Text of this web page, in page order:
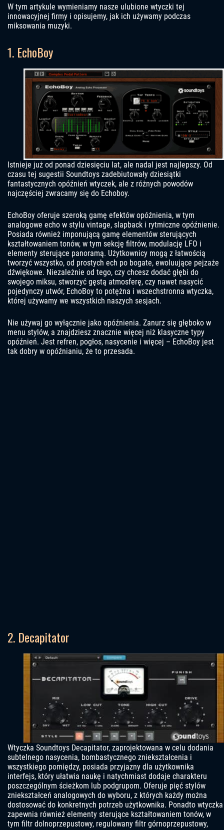
W tym artykule wymieniamy nasze ulubione wtyczki tej
innowacyjnej firmy i opisujemy, jak ich używamy podczas
miksowania muzyki.
1. EchoBoy
Istnieje już od ponad dziesięciu lat, ale nadal jest najlepszy. Od
czasu tej sugestii Soundtoys zadebiutowały dziesiątki
fantastycznych opóźnień wtyczek, ale z różnych powodów
najczęściej zwracamy się do Echoboy.
EchoBoy oferuje szeroką gamę efektów opóźnienia, w tym
analogowe echo w stylu vintage, slapback i rytmiczne opóźnienie.
Posiada również imponującą gamę elementów sterujących
kształtowaniem tonów, w tym sekcję filtrów, modulację LFO i
elementy sterujące panoramą. Użytkownicy mogą z łatwością
tworzyć wszystko, od prostych ech po bogate, ewoluujące pejzaże
dźwiękowe. Niezależnie od tego, czy chcesz dodać głębi do
swojego miksu, stworzyć gęstą atmosferę, czy nawet nasycić
pojedynczy utwór, EchoBoy to potężna i wszechstronna wtyczka,
której używamy we wszystkich naszych sesjach.
Nie używaj go wyłącznie jako opóźnienia. Zanurz się głęboko w
menu stylów, a znajdziesz znacznie więcej niż klasyczne typy
opóźnień. Jest refren, pogłos, nasycenie i więcej – EchoBoy jest
tak dobry w opóźnianiu, że to przesada.
2. Decapitator
Wtyczka Soundtoys Decapitator, zaprojektowana w celu dodania
subtelnego nasycenia, bombastycznego zniekształcenia i
wszystkiego pomiędzy, posiada przyjazny dla użytkownika
interfejs, który ułatwia naukę i natychmiast dodaje charakteru
poszczególnym ścieżkom lub podgrupom. Oferuje pięć stylów
zniekształceń analogowych do wyboru, z których każdy można
dostosować do konkretnych potrzeb użytkownika. Ponadto wtyczka
zapewnia również elementy sterujące kształtowaniem tonów, w
tym filtr dolnoprzepustowy, regulowany filtr górnoprzepustowy,